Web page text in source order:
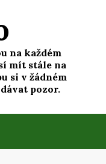
na každém
mít stále na
si v žádném
pozor.